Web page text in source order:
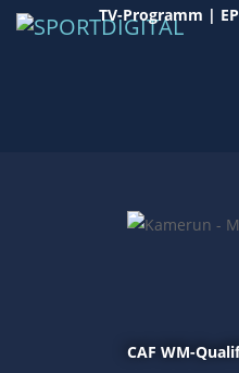
TV-Programm |
CAF WM-